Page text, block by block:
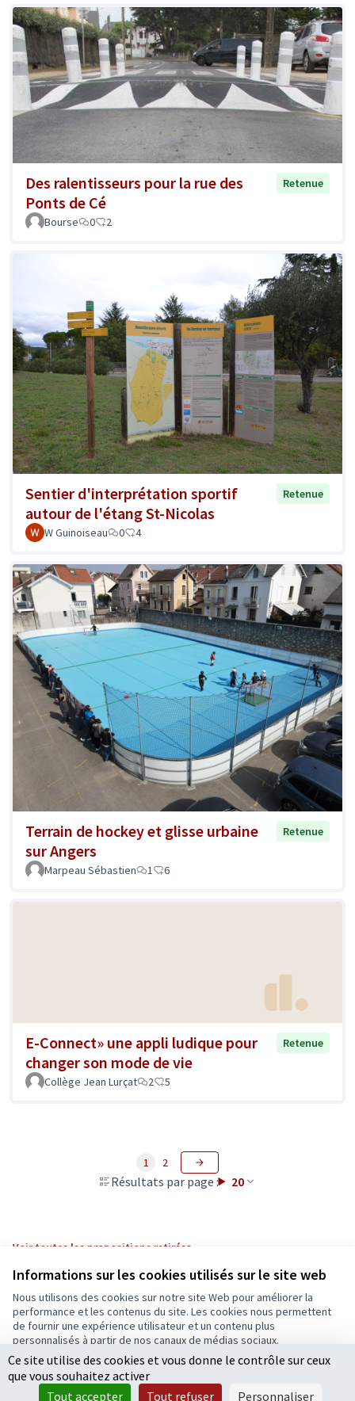
Informations sur les cookies utilisés sur le site web
Nous utilisons des cookies sur notre site Web pour améliorer la
performance et les contenus du site. Les cookies nous permettent
de fournir une expérience utilisateur et un contenu plus
personnalisés à partir de nos canaux de médias sociaux.
Tout accepter
Accepter seulement les cookies essentiels
Des ralentisseurs pour la rue des
Ponts de Cé
Retenue
Bourse 0 2
Sentier d'interprétation sportif
autour de l'étang St-Nicolas
Retenue
W Guinoiseau 0 4
Terrain de hockey et glisse urbaine
sur Angers
Retenue
Marpeau Sébastien 1 6
E-Connect» une appli ludique pour
changer son mode de vie
Retenue
Collège Jean Lurçat 2 5
Résultats par page : 20
1 2
Voir toutes les propositions retirées
Conditions d'utilisation
Paramètres des cookies
Ecrivons Angers sur X
(Lien externe)
Ecrivons Angers sur Facebook
(Lien externe)
Ce site utilise des cookies et vous donne le contrôle sur ceux
que vous souhaitez activer
Tout accepter
Tout refuser Personnaliser